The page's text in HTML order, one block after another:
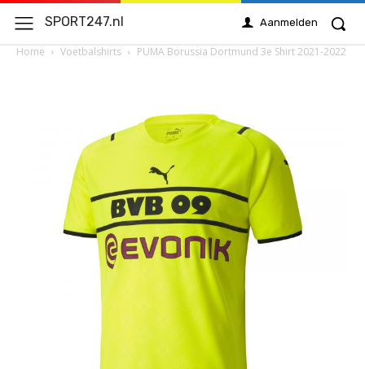
SPORT247.nl Aanmelden
Home Voetbalshirts PUMA Borussia Dortmund 3e Shirt 2021-2022